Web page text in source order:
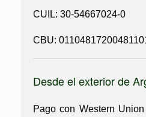
CUIL: 30-54667024-0
CBU:
Desde el exterior de
Pago con Western